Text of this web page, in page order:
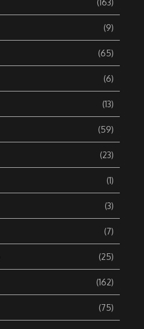
(163)
(9)
(65)
(6)
(13)
(59)
(23)
(1)
(3)
(7)
(25)
(162)
(75)